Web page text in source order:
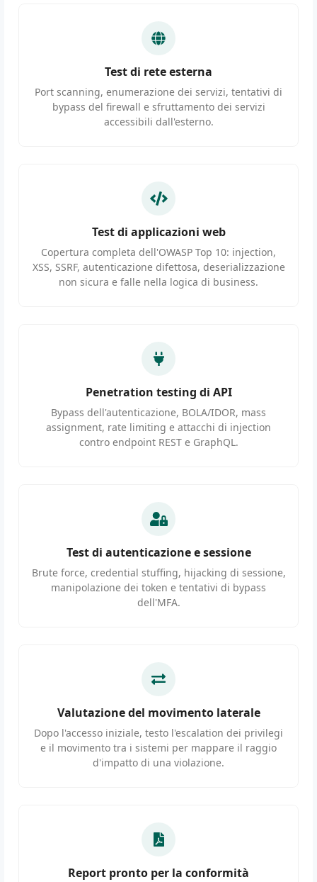
Test di rete esterna
Port scanning, enumerazione dei servizi, tentativi di
bypass del firewall e sfruttamento dei servizi
accessibili dall'esterno.
Test di applicazioni web
Copertura completa dell'OWASP Top 10: injection,
XSS, SSRF, autenticazione difettosa, deserializzazione
non sicura e falle nella logica di business.
Penetration testing di API
Bypass dell'autenticazione, BOLA/IDOR, mass
assignment, rate limiting e attacchi di injection
contro endpoint REST e GraphQL.
Test di autenticazione e sessione
Brute force, credential stuffing, hijacking di sessione,
manipolazione dei token e tentativi di bypass
dell'MFA.
Valutazione del movimento laterale
Dopo l'accesso iniziale, testo l'escalation dei privilegi
e il movimento tra i sistemi per mappare il raggio
d'impatto di una violazione.
Report pronto per la conformità